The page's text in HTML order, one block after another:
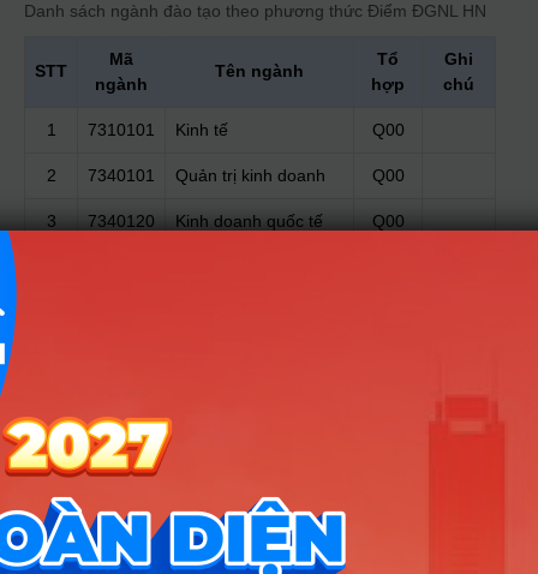
Danh sách ngành đào tạo theo phương thức Điểm ĐGNL HN
STT
Mã
ngành
Tên ngành
Tổ
hợp
Ghi
chú
1 7310101 Kinh tế Q00
2 7340101 Quản trị kinh doanh Q00
3 7340120 Kinh doanh quốc tế Q00
7 7340405
Xem thêm phương thức xét tuyển năm 2024
Danh sách ngành đào tạo